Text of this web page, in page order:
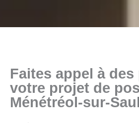
Faites appel à
votre projet de
Ménétréol-sur-